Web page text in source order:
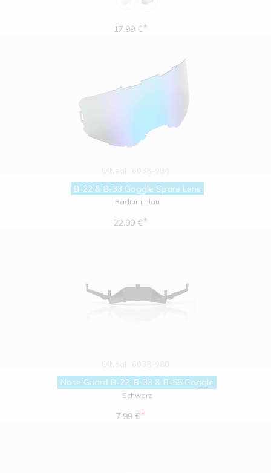
17.99 €*
B-22 & B-33 Goggle Spare Lens
Radium blau
22.99 €*
Nose Guard B-22, B-33 & B-55 Goggle
Schwarz
7.99 €*